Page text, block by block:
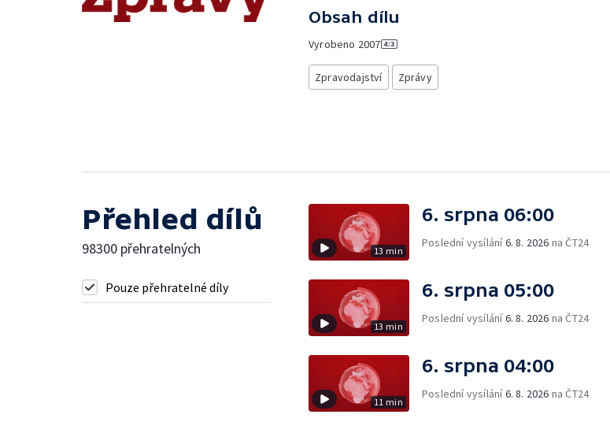
Obsah dílu
Vyrobeno 2007
Zpravodajství Zprávy
Přehled dílů
98300 přehratelných
Pouze přehratelné díly
13 min
6. srpna 06:00
Poslední vysílání6. 8. 2026 na ČT24
13 min
6. srpna 05:00
Poslední vysílání6. 8. 2026 na ČT24
11 min
6. srpna 04:00
Poslední vysílání6. 8. 2026 na ČT24